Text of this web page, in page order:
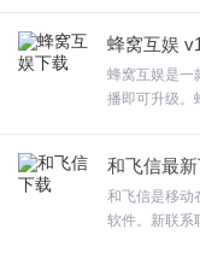
录制，欢迎来
蜂窝互娱
蜂窝互娱是一
播即可升级。
验。
和飞信最
和飞信是移动
软件。新联系